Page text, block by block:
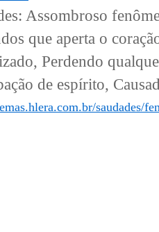
Assombroso
que aperta o
Perdendo
de espírito,
saudades/